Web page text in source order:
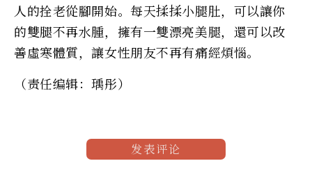
人的拴老從腳開始。每天揉揉小腿肚，可以讓你
的雙腿不再水腫，擁有一雙漂亮美腿，還可以改
善虛寒體質，讓女性朋友不再有痛經煩惱。
（责任编辑：瑀彤）
发表评论